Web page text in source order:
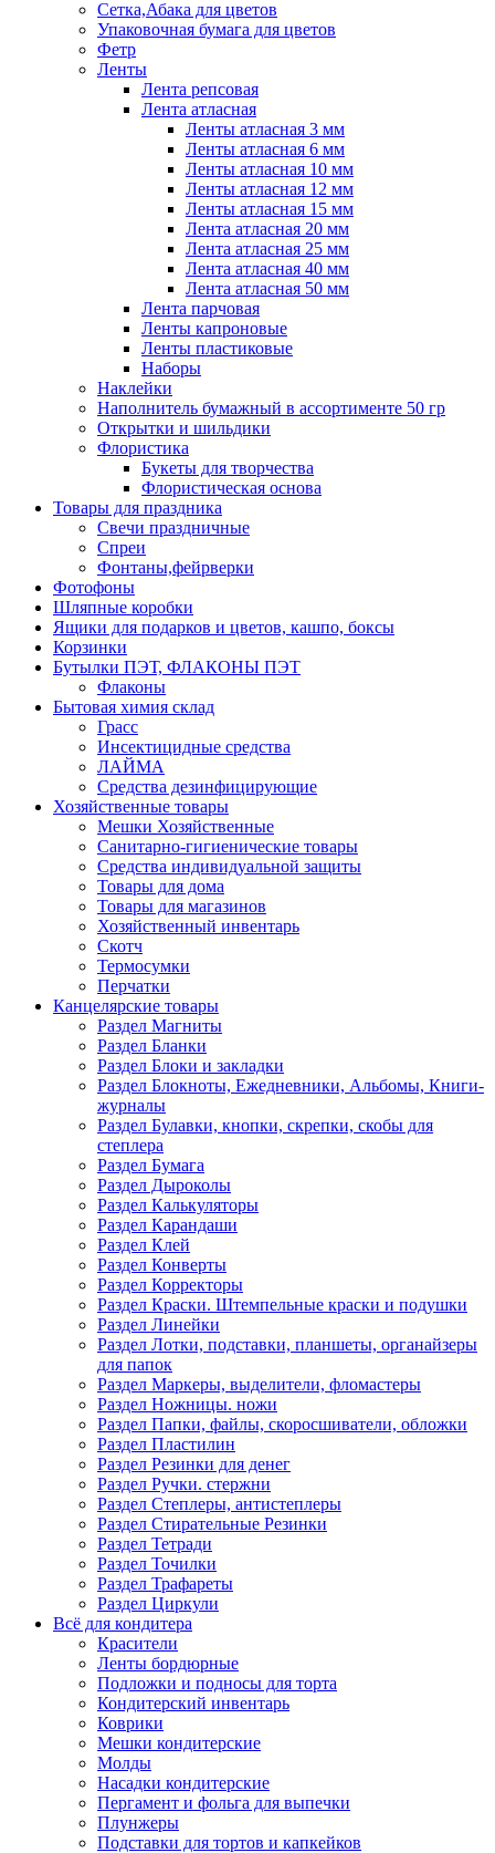
Сетка,Абака для цветов
Упаковочная бумага для цветов
Фетр
Ленты
Лента репсовая
Лента атласная
Ленты атласная 3 мм
Ленты атласная 6 мм
Ленты атласная 10 мм
Ленты атласная 12 мм
Ленты атласная 15 мм
Лента атласная 20 мм
Лента атласная 25 мм
Лента атласная 40 мм
Лента атласная 50 мм
Лента парчовая
Ленты капроновые
Ленты пластиковые
Наборы
Наклейки
Наполнитель бумажный в ассортименте 50 гр
Открытки и шильдики
Флористика
Букеты для творчества
Флористическая основа
Товары для праздника
Свечи праздничные
Спреи
Фонтаны,фейрверки
Фотофоны
Шляпные коробки
Ящики для подарков и цветов, кашпо, боксы
Корзинки
Бутылки ПЭТ, ФЛАКОНЫ ПЭТ
Флаконы
Бытовая химия склад
Грасс
Инсектицидные средства
ЛАЙМА
Средства дезинфицирующие
Хозяйственные товары
Мешки Хозяйственные
Санитарно-гигиенические товары
Средства индивидуальной защиты
Товары для дома
Товары для магазинов
Хозяйственный инвентарь
Скотч
Термосумки
Перчатки
Канцелярские товары
Раздел Магниты
Раздел Бланки
Раздел Блоки и закладки
Раздел Блокноты, Ежедневники, Альбомы, Книги-
журналы
Раздел Булавки, кнопки, скрепки, скобы для
степлера
Раздел Бумага
Раздел Дыроколы
Раздел Калькуляторы
Раздел Карандаши
Раздел Клей
Раздел Конверты
Раздел Корректоры
Раздел Краски. Штемпельные краски и подушки
Раздел Линейки
Раздел Лотки, подставки, планшеты, органайзеры
для папок
Раздел Маркеры, выделители, фломастеры
Раздел Ножницы. ножи
Раздел Папки, файлы, скоросшиватели, обложки
Раздел Пластилин
Раздел Резинки для денег
Раздел Ручки. стержни
Раздел Степлеры, антистеплеры
Раздел Стирательные Резинки
Раздел Тетради
Раздел Точилки
Раздел Трафареты
Раздел Циркули
Всё для кондитера
Красители
Ленты бордюрные
Подложки и подносы для торта
Кондитерский инвентарь
Коврики
Мешки кондитерские
Молды
Насадки кондитерские
Пергамент и фольга для выпечки
Плунжеры
Подставки для тортов и капкейков